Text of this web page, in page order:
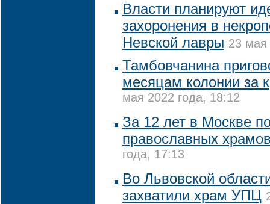
Власти планируют
захоронения в
Невской лавры 23 мая
Тамбовчанина
месяцам колонии за
мая 2022 года, 18:12
За 12 лет в Москве
православных
года, 17:13
Во Львовской
захватили храм УПЦ